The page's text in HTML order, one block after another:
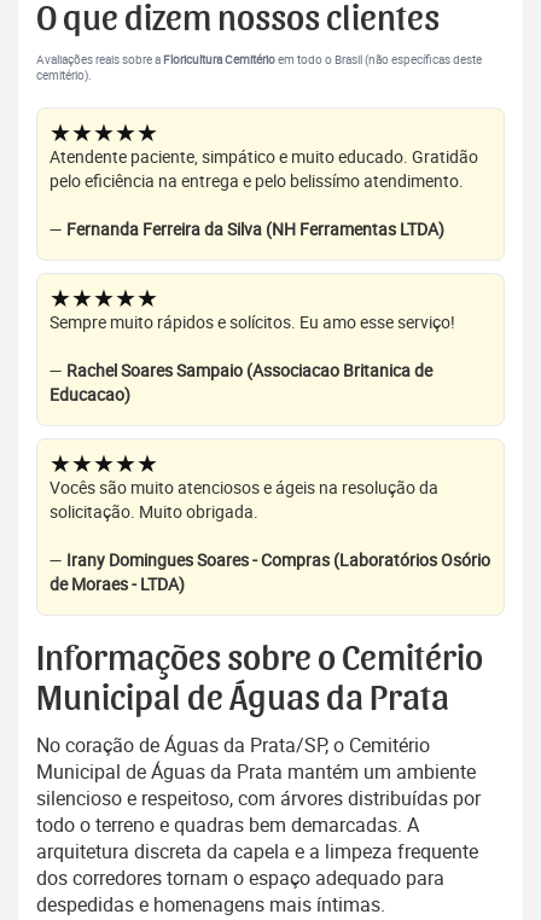
O que dizem nossos clientes
Avaliações reais sobre a Floricultura Cemitérioem todo o Brasil (não específicas deste
cemitério).
★★★★★
Atendente paciente, simpático e muito educado. Gratidão
pelo eficiência na entrega e pelo belissímo atendimento.
— Fernanda Ferreira da Silva (NH Ferramentas LTDA)
★★★★★
Sempre muito rápidos e solícitos. Eu amo esse serviço!
— Rachel Soares Sampaio (Associacao Britanica de
Educacao)
★★★★★
Vocês são muito atenciosos e ágeis na resolução da
solicitação. Muito obrigada.
— Irany Domingues Soares - Compras (Laboratórios Osório
de Moraes - LTDA)
Informações sobre o Cemitério
Municipal de Águas da Prata
No coração de Águas da Prata/SP, o Cemitério
Municipal de Águas da Prata mantém um ambiente
silencioso e respeitoso, com árvores distribuídas por
todo o terreno e quadras bem demarcadas. A
arquitetura discreta da capela e a limpeza frequente
dos corredores tornam o espaço adequado para
despedidas e homenagens mais íntimas.